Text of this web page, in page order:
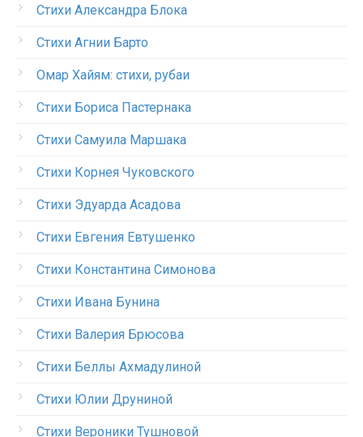
Стихи Александра Блока
Стихи Агнии Барто
Омар Хайям: стихи, рубаи
Стихи Бориса Пастернака
Стихи Самуила Маршака
Стихи Корнея Чуковского
Стихи Эдуарда Асадова
Стихи Евгения Евтушенко
Стихи Константина Симонова
Стихи Ивана Бунина
Стихи Валерия Брюсова
Стихи Беллы Ахмадулиной
Стихи Юлии Друниной
Стихи Вероники Тушновой